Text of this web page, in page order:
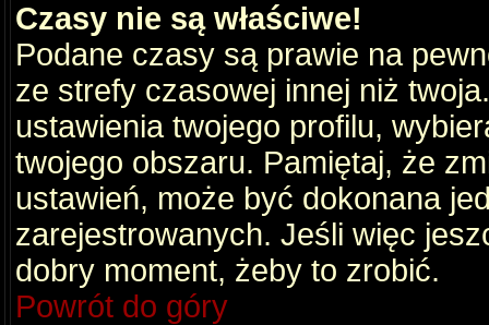
Czasy nie są właściwe!
Podane czasy są prawie na
ze strefy czasowej innej niż
ustawienia twojego profilu,
twojego obszaru. Pamiętaj, że
ustawień, może być dokonana
zarejestrowanych. Jeśli więc
dobry moment, żeby to zrobić.
Powrót do góry